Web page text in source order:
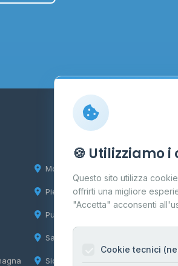
Molise
Piemonte
Puglia
Sardegna
Sicilia
Contatti
Per
🍪 Utilizziamo i
Questo sito utilizza
offrirti una migliore
"Accetta" acconsenti
Cookie tecnici